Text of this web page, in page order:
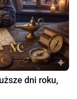
dni roku,